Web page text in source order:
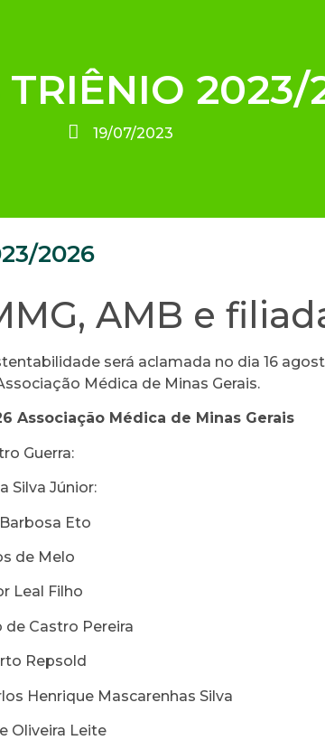
TRIÊNIO 2023/
19/07/2023
2026
AMB e
será aclamada no dia 16
Médica de Minas Gerais.
Associação Médica de Minas Gerais
Guerra:
Silva Júnior:
Eto
de Melo
Leal Filho
Castro Pereira
Repsold
Henrique Mascarenhas Silva
Oliveira Leite